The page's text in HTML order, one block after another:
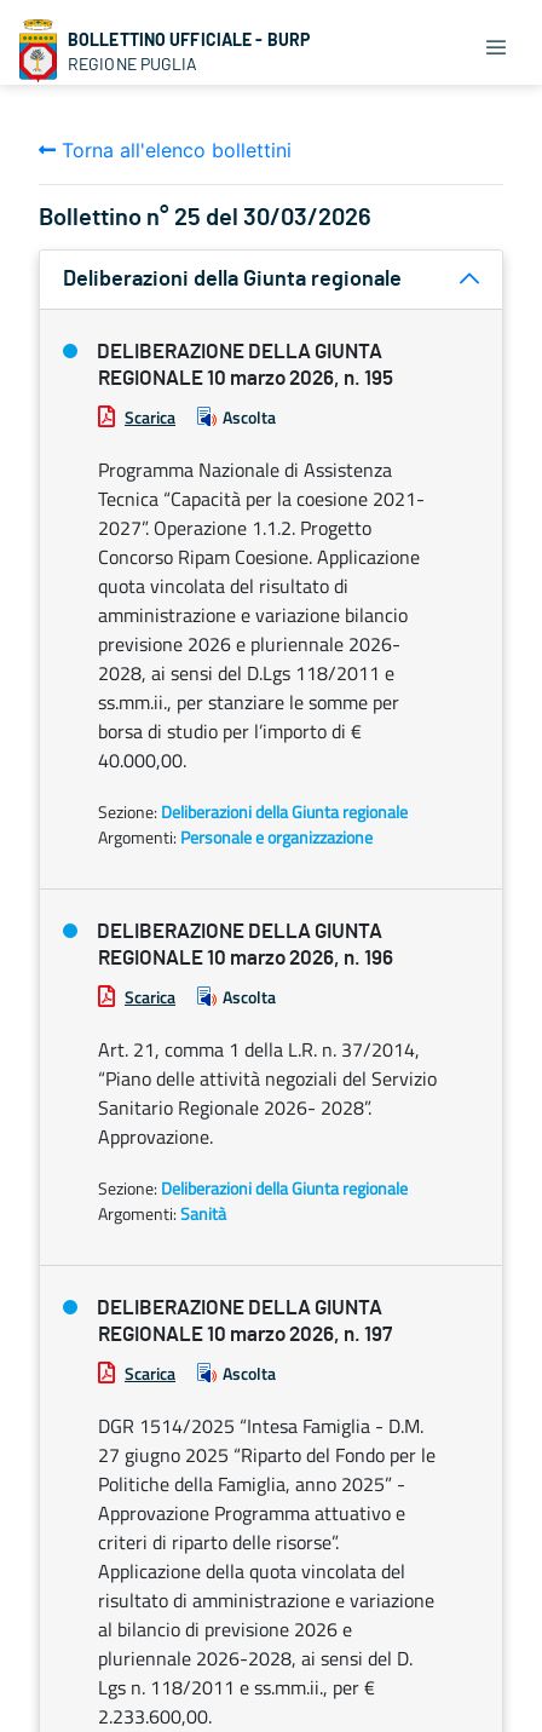
BOLLETTINO UFFICIALE - BURP
REGIONE PUGLIA
Torna all'elenco bollettini
Bollettino n° 25 del 30/03/2026
Deliberazioni della Giunta regionale
DELIBERAZIONE DELLA GIUNTA
REGIONALE 10 marzo 2026, n. 195
Scarica Ascolta
Programma Nazionale di Assistenza
Tecnica “Capacità per la coesione 2021-
2027”. Operazione 1.1.2. Progetto
Concorso Ripam Coesione. Applicazione
quota vincolata del risultato di
amministrazione e variazione bilancio
previsione 2026 e pluriennale 2026-
2028, ai sensi del D.Lgs 118/2011 e
ss.mm.ii., per stanziare le somme per
borsa di studio per l’importo di €
40.000,00.
Sezione: Deliberazioni della Giunta regionale
Argomenti: Personale e organizzazione
DELIBERAZIONE DELLA GIUNTA
REGIONALE 10 marzo 2026, n. 196
Scarica Ascolta
Art. 21, comma 1 della L.R. n. 37/2014,
“Piano delle attività negoziali del Servizio
Sanitario Regionale 2026- 2028”.
Approvazione.
Sezione: Deliberazioni della Giunta regionale
Argomenti:Sanità
DELIBERAZIONE DELLA GIUNTA
REGIONALE 10 marzo 2026, n. 197
Scarica Ascolta
DGR 1514/2025 “Intesa Famiglia - D.M.
27 giugno 2025 “Riparto del Fondo per le
Politiche della Famiglia, anno 2025” -
Approvazione Programma attuativo e
criteri di riparto delle risorse”.
Applicazione della quota vincolata del
risultato di amministrazione e variazione
al bilancio di previsione 2026 e
pluriennale 2026-2028, ai sensi del D.
Lgs n. 118/2011 e ss.mm.ii., per €
2.233.600,00.